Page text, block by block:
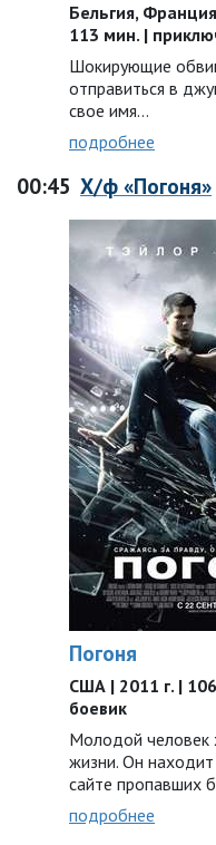
Бельгия,
113 мин. |
Шокирующие
отправиться в
свое имя…
подробнее
00:45 Х/ф «Погоня»
Погоня
США | 2011 г. |
боевик
Молодой человек
жизни. Он
сайте пропавших
подробнее